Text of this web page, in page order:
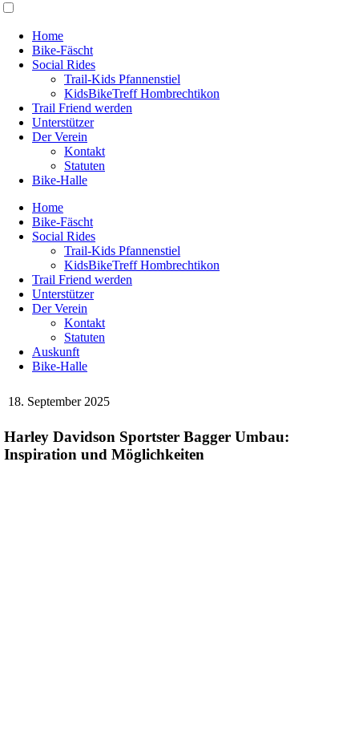
Home
Bike-Fäscht
Social Rides
Trail-Kids Pfannenstiel
KidsBikeTreff Hombrechtikon
Trail Friend werden
Unterstützer
Der Verein
Kontakt
Statuten
Bike-Halle
Home
Bike-Fäscht
Social Rides
Trail-Kids Pfannenstiel
KidsBikeTreff Hombrechtikon
Trail Friend werden
Unterstützer
Der Verein
Kontakt
Statuten
Auskunft
Bike-Halle
18. September 2025
Harley Davidson Sportster Bagger Umbau:
Inspiration und Möglichkeiten